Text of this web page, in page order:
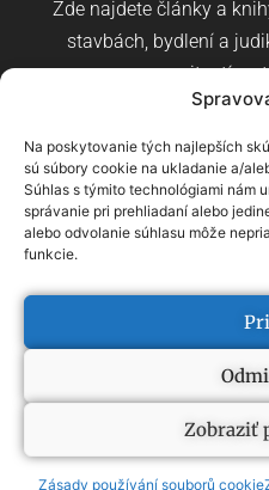
Na poskytovanie tých najlepších
sú súbory cookie na ukladanie a/
Súhlas s týmito technológiami nám
správanie pri prehliadaní alebo
alebo odvolanie súhlasu môže
funkcie.
Zobraziť
Zásady používání souborů cookie
Zde najdete články a
stavbách, bydlení a
nemovitostí a
Slovenština
2022,
WEBOVÉ STRÁNKY NA